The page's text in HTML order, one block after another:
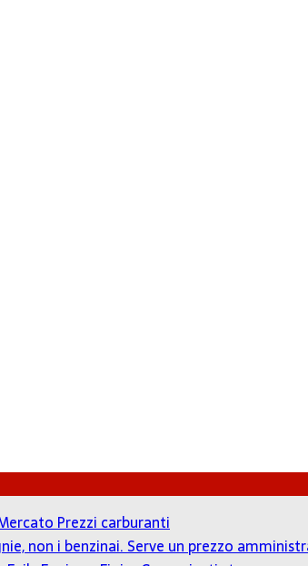
Prezzi carburanti
non i benzinai. Serve un prezzo